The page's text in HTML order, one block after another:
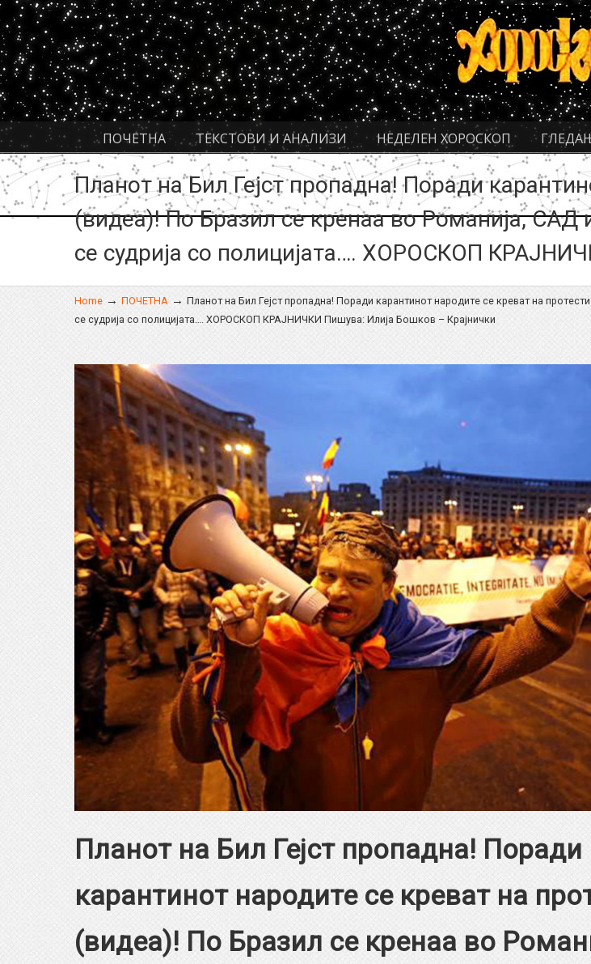
ПОЧЕТНА ТЕКСТОВИ И АНАЛИЗИ НЕДЕЛЕН ХОРОСКОП
Navigation
Планот на Бил Гејст пропадна! Поради
(видеа)! По Бразил се кренаа во Романија, САД
се судрија со полицијата…. ХОРОСКОП
Home → ПОЧЕТНА → Планот на Бил Гејст пропадна! Поради карантинот народите се креват на
се судрија со полицијата…. ХОРОСКОП КРАЈНИЧКИ Пишува: Илија Бошков – Крајнички
Планот на Бил Гејст пропадна! Поради
карантинот народите се креват на
(видеа)! По Бразил се кренаа во